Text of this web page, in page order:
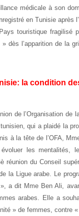
médicale à son
en Tunisie après
touristique
dès l’apparition de la
la condition
de l’Organisation de
qui a plaidé la
à la tête de l’OFA,
les mentalités,
réunion du Conseil
la Ligue arabe. Le
a dit Mme Ben Ali,
arabes. Elle a
» de femmes, contre